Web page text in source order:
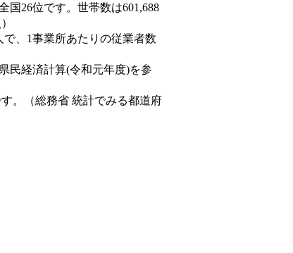
国26位です。世帯数は601,688
で、1事業所あたりの従業者数
民経済計算(令和元年度)を参
。（総務省 統計でみる都道府